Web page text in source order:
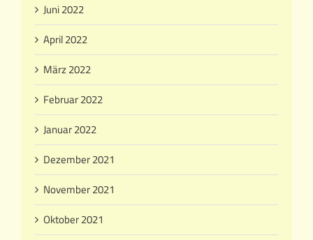
Juni 2022
April 2022
März 2022
Februar 2022
Januar 2022
Dezember 2021
November 2021
Oktober 2021